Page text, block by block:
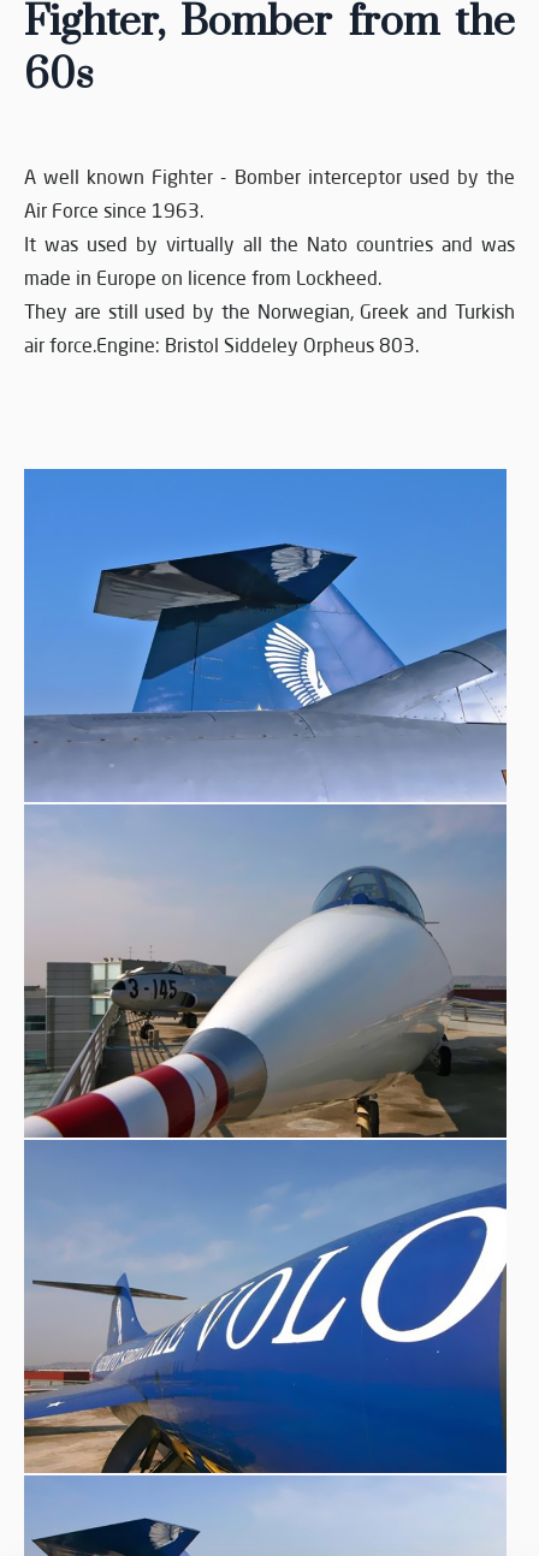
Fighter, Bomber from the
60s
A well known Fighter - Bomber interceptor used by the
Air Force since 1963.
It was used by virtually all the Nato countries and was
made in Europe on licence from Lockheed.
They are still used by the Norwegian, Greek and Turkish
air force.Engine: Bristol Siddeley Orpheus 803.